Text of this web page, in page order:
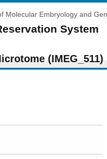
Molecular Embryology and
System
(IMEG_511)